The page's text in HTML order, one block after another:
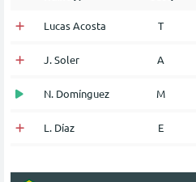
Lucas Acosta Τ
J. Soler Α
N. Domínguez Μ
L. Díaz Ε